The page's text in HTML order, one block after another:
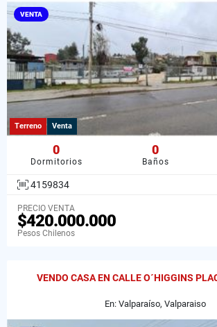
VENTA
Terreno Venta
0
Dormitorios
0
Baños
4159834
PRECIO VENTA
$420.000.000
Pesos Chilenos
VENDO CASA EN CALLE O´HIGGINS
En: Valparaíso, Valparaiso